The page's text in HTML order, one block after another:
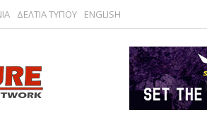
ΔΕΛΤΙΑ ΤΥΠΟΥ ENGLISH